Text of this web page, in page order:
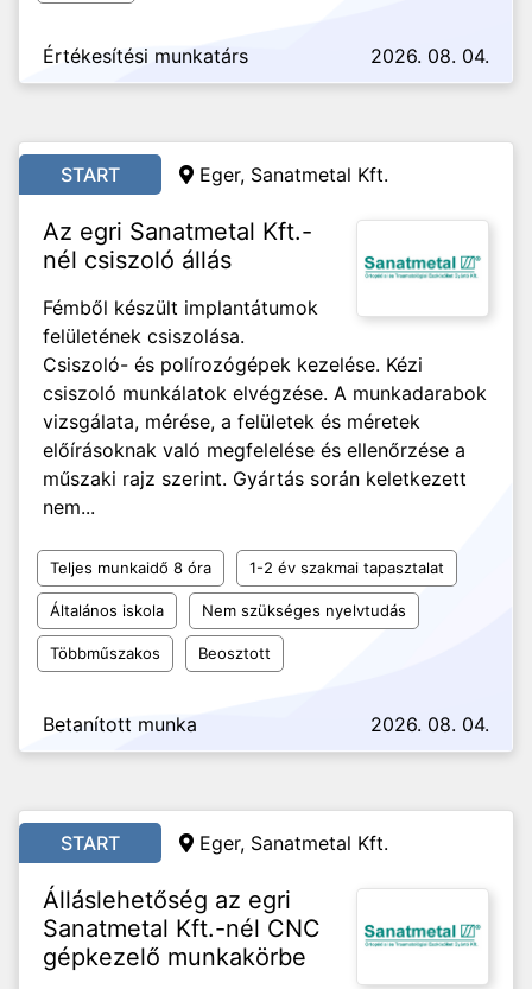
Értékesítési munkatárs 2026. 08. 04.
START Eger, Sanatmetal Kft.
Az egri Sanatmetal Kft.-
nél csiszoló állás
Fémből készült implantátumok
felületének csiszolása.
Csiszoló- és polírozógépek kezelése. Kézi
csiszoló munkálatok elvégzése. A munkadarabok
vizsgálata, mérése, a felületek és méretek
előírásoknak való megfelelése és ellenőrzése a
műszaki rajz szerint. Gyártás során keletkezett
nem...
Teljes munkaidő 8 óra 1-2 év szakmai tapasztalat
Általános iskola Nem szükséges nyelvtudás
Többműszakos Beosztott
Betanított munka 2026. 08. 04.
START Eger, Sanatmetal Kft.
Álláslehetőség az egri
Sanatmetal Kft.-nél CNC
gépkezelő munkakörbe